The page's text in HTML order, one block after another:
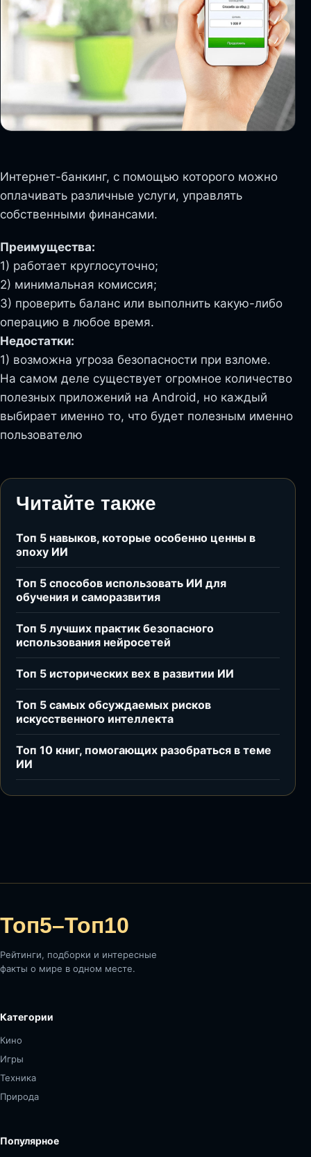
Интернет-банкинг, с помощью которого можно
оплачивать различные услуги, управлять
собственными финансами.
Преимущества:
1) работает круглосуточно;
2) минимальная комиссия;
3) проверить баланс или выполнить какую-либо
операцию в любое время.
Недостатки:
1) возможна угроза безопасности при взломе.
На самом деле существует огромное количество
полезных приложений на Android, но каждый
выбирает именно то, что будет полезным именно
пользователю
Читайте также
Топ 5 навыков, которые особенно ценны в
эпоху ИИ
Топ 5 способов использовать ИИ для
обучения и саморазвития
Топ 5 лучших практик безопасного
использования нейросетей
Топ 5 исторических вех в развитии ИИ
Топ 5 самых обсуждаемых рисков
искусственного интеллекта
Топ 10 книг, помогающих разобраться в теме
ИИ
Топ5–Топ10
Рейтинги, подборки и интересные
факты о мире в одном месте.
Категории
Кино
Игры
Техника
Природа
Популярное